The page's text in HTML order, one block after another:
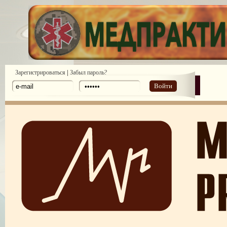
Зарегистрироваться | Забыл пароль?
Войти